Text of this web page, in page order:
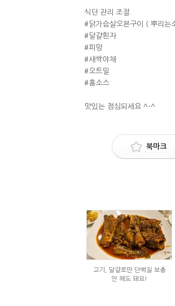
식단 관리 조절.
#닭가슴살오븐구이 ( 뿌리는
#달걀흰자
#피망
#새싹야채
#오트밀
#홈소스
맛있는 점심되세요 ^-^
북마크
고기, 달걀로만 단백질 보충
안 해도 돼요!